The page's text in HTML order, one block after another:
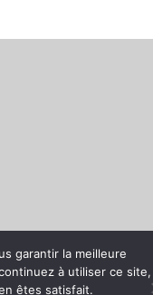
garantir la meilleure
à utiliser ce site,
êtes satisfait.